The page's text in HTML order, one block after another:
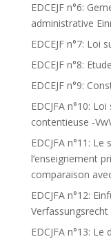
EDCEJF n°6:
administrative
EDCEJF n°7: Loi
EDCEJF n°8:
EDCEJF n°9:
EDCJFA n°10:
contentieuse -
EDCJFA n°11:
l’enseignement
comparaison
EDCJFA n°12:
EDCJFA n°13: